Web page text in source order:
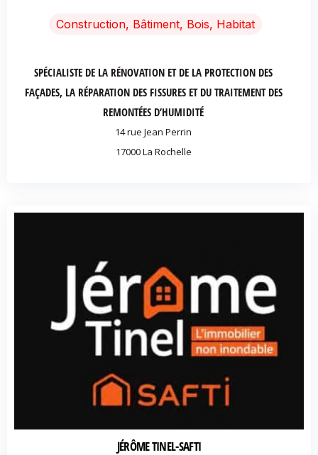
Construction, Bâtiment, Bois, Habitat
SPÉCIALISTE DE LA RÉNOVATION ET DE LA PROTECTION DES
FAÇADES, LA RÉPARATION DES FISSURES ET DU TRAITEMENT DES
REMONTÉES D’HUMIDITÉ
14 rue Jean Perrin
17000 La Rochelle
JÉRÔME TINEL-SAFTI